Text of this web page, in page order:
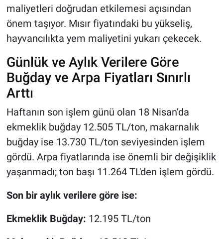
maliyetleri doğrudan etkilemesi açısından
önem taşıyor. Mısır fiyatındaki bu yükseliş,
hayvancılıkta yem maliyetini yukarı çekecek.
Günlük ve Aylık Verilere Göre
Buğday ve Arpa Fiyatları Sınırlı
Arttı
Haftanın son işlem günü olan 18 Nisan’da
ekmeklik buğday 12.505 TL/ton, makarnalık
buğday ise 13.730 TL/ton seviyesinden işlem
gördü. Arpa fiyatlarında ise önemli bir değişiklik
yaşanmadı; ton başı 11.264 TL'den işlem gördü.
Son bir aylık verilere göre ise:
Ekmeklik Buğday: 12.195 TL/ton